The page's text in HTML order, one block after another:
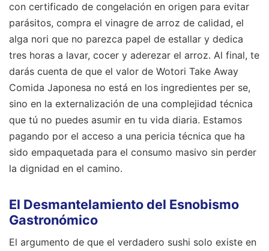
con certificado de congelación en origen para evitar
parásitos, compra el vinagre de arroz de calidad, el
alga nori que no parezca papel de estallar y dedica
tres horas a lavar, cocer y aderezar el arroz. Al final, te
darás cuenta de que el valor de Wotori Take Away
Comida Japonesa no está en los ingredientes per se,
sino en la externalización de una complejidad técnica
que tú no puedes asumir en tu vida diaria. Estamos
pagando por el acceso a una pericia técnica que ha
sido empaquetada para el consumo masivo sin perder
la dignidad en el camino.
El Desmantelamiento del Esnobismo
Gastronómico
El argumento de que el verdadero sushi solo existe en